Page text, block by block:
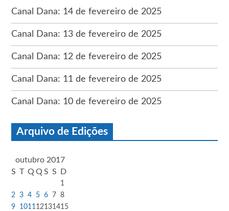
Canal Dana: 14 de fevereiro de 2025
Canal Dana: 13 de fevereiro de 2025
Canal Dana: 12 de fevereiro de 2025
Canal Dana: 11 de fevereiro de 2025
Canal Dana: 10 de fevereiro de 2025
Arquivo de Edições
outubro 2017
S T Q Q S S D
1
2
3 4 5 6 7 8
9
1011 12131415